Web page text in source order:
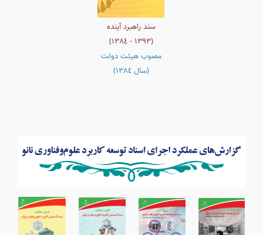
سند راهبرد آینده
(١٣٩٣ - ١٣۸٤)
مصوب هیئت دولت
(سال ١٣٨٤)